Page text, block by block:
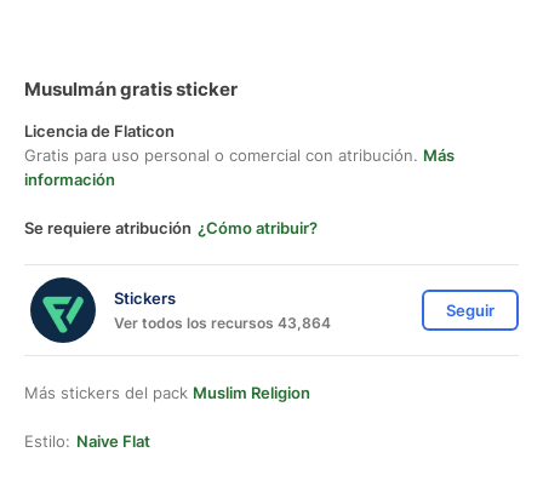
Musulmán gratis sticker
Licencia de Flaticon
Gratis para uso personal o comercial con atribución. Más
información
Se requiere atribución ¿Cómo atribuir?
Stickers
Ver todos los recursos 43,864
Seguir
Más stickers del pack Muslim Religion
Estilo: Naive Flat